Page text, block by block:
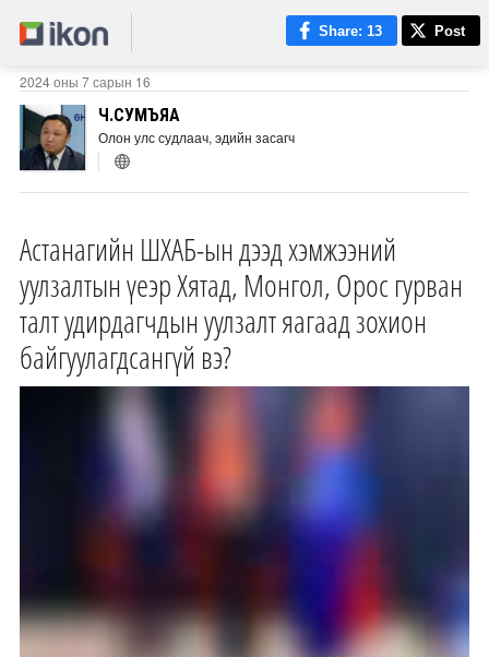
Share: 13 Post
2024 оны 7 сарын 16
Ч.СУМЪЯА
Олон улс судлаач, эдийн засагч
Астанагийн ШХАБ-ын дээд хэмжээний
уулзалтын үеэр Хятад, Монгол, Орос гурван
талт удирдагчдын уулзалт яагаад зохион
байгуулагдсангүй вэ?